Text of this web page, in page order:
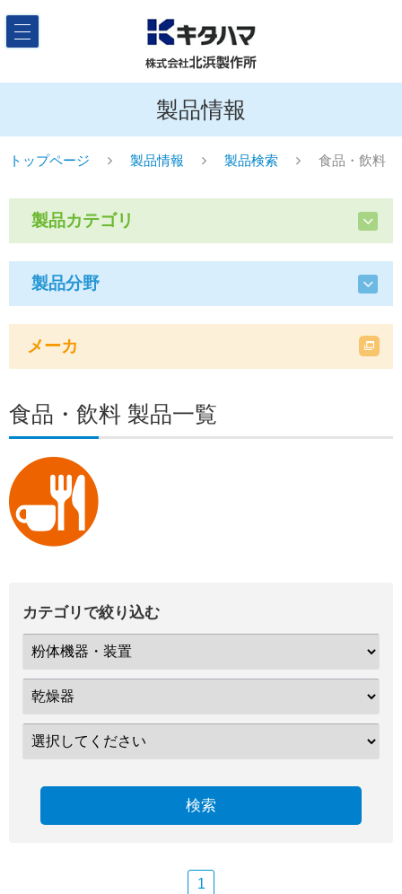
製品情報
トップページ 製品情報 製品検索 食品・飲料
製品カテゴリ
製品分野
メーカ
食品・飲料 製品一覧
カテゴリで絞り込む
検索
1